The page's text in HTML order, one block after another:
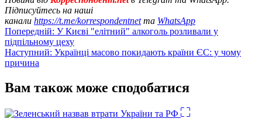
Підписуйтесь на наші
канали https://t.me/korrespondentnetта WhatsApp
Навігація
записів
Попередній: У Києві "елітний" алкоголь розливали у
підпільному цеху
Наступний: Українці масово покидають країни ЄС: у чому
причина
Вам також може сподобатися